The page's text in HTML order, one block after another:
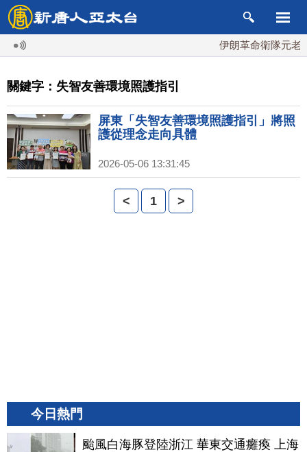
伊朗革命衛隊元老
關鍵字：失智友善環境照護指引
屏東「失智友善環境照護指引」將照
護從理念走向具體
2026-05-06 13:31:45
< 1 >
今日熱門
颱風白海豚登陸浙江 華東交通癱瘓 上海